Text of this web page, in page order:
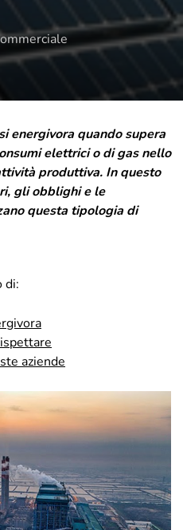
energivora quando supera
elettrici o di gas nello
produttiva. In questo
gli obblighi e le
questa tipologia di
di:
aziende
il presente
ma sempre con uno
tutto è iniziato.